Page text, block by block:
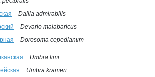
Dallia admirabilis
Devario malabaricus
Dorosoma cepedianum
Umbra limi
Umbra krameri